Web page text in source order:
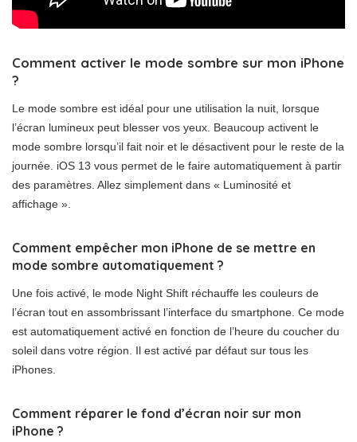
Comment activer le mode sombre sur mon iPhone
?
Le mode sombre est idéal pour une utilisation la nuit, lorsque
l’écran lumineux peut blesser vos yeux. Beaucoup activent le
mode sombre lorsqu’il fait noir et le désactivent pour le reste de la
journée. iOS 13 vous permet de le faire automatiquement à partir
des paramètres. Allez simplement dans « Luminosité et
affichage ».
Comment empêcher mon iPhone de se mettre en
mode sombre automatiquement ?
Une fois activé, le mode Night Shift réchauffe les couleurs de
l’écran tout en assombrissant l’interface du smartphone. Ce mode
est automatiquement activé en fonction de l’heure du coucher du
soleil dans votre région. Il est activé par défaut sur tous les
iPhones.
Comment réparer le fond d’écran noir sur mon
iPhone ?